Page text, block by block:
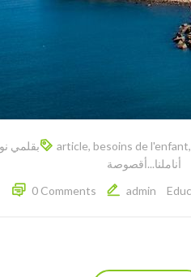
article, besoins de l'enfant,
أناملنا...أقصوصة
admin
0 Comments